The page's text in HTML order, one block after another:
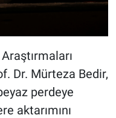
Dr. Mürteza Bedir,
perdeye
aktarımını